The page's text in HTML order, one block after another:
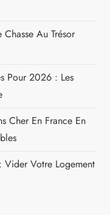
Au Trésor
Pour 2026 : Les
Cher En France En
Vider Votre Logement